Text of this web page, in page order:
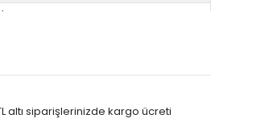
altı siparişlerinizde kargo ücreti